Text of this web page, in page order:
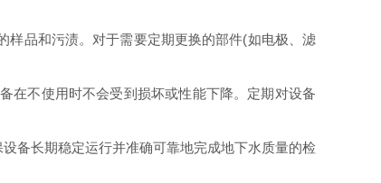
品和污渍。对于需要定期更换的部件(如电极、滤
不使用时不会受到损坏或性能下降。定期对设备
备长期稳定运行并准确可靠地完成地下水质量的检